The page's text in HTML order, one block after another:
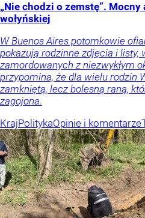
„Nie chodzi o zemstę”.
wołyńskiej
W Buenos Aires potomkowie
pokazują rodzinne zdjęcia i listy,
zamordowanych z niezwykłym
przypomina, że dla wielu rodzin
zamkniętą, lecz bolesną raną,
zagojona.
KrajPolitykaOpinie i komentarze